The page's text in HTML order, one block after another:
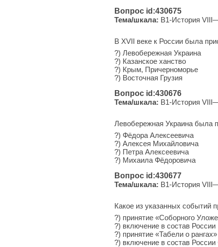
Вопрос id:430675
Тема/шкала: B1-История
В XVII веке к России была
?) Левобережная Украина
?) Казанское ханство
?) Крым, Причерноморье
?) Восточная Грузия
Вопрос id:430676
Тема/шкала: B1-История
Левобережная Украина была
?) Фёдора Алексеевича
?) Алексея Михайловича
?) Петра Алексеевича
?) Михаила Фёдоровича
Вопрос id:430677
Тема/шкала: B1-История
Какое из указанных событий
?) при­ня­тие «Соборного
?) вклю­че­ние в со­став России
?) при­ня­тие «Табели о рангах»
?) вклю­че­ние в со­став